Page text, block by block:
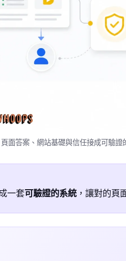
面答案、網站基礎與信任接成可驗證
一套可驗證的系統，讓對的頁